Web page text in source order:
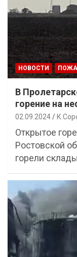
НОВОСТИ
В
горение на
02.09.2024
Открытое
Ростовской
горели